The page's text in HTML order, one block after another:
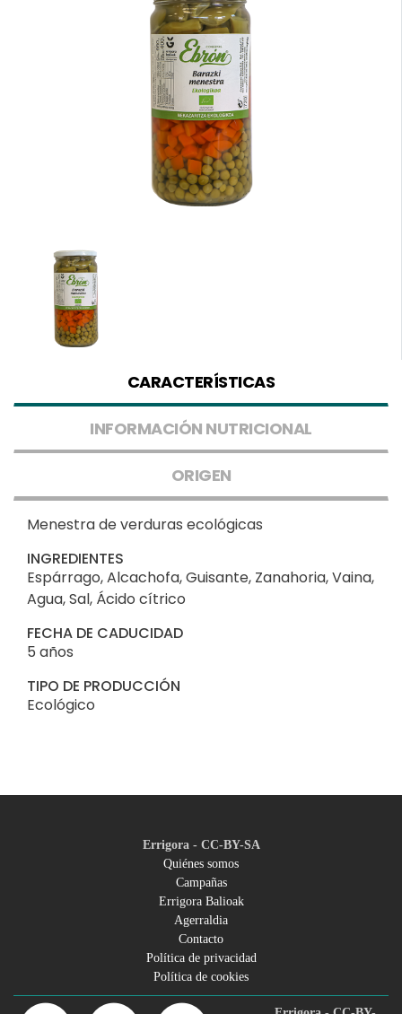
CARACTERÍSTICAS
INFORMACIÓN NUTRICIONAL
ORIGEN
Menestra de verduras ecológicas
INGREDIENTES
Espárrago, Alcachofa, Guisante, Zanahoria, Vaina,
Agua, Sal, Ácido cítrico
FECHA DE CADUCIDAD
5 años
TIPO DE PRODUCCIÓN
Ecológico
Footer
menu
Errigora - CC-BY-SA
Quiénes somos
Campañas
Errigora Balioak
Agerraldia
Contacto
Política de privacidad
Política de cookies